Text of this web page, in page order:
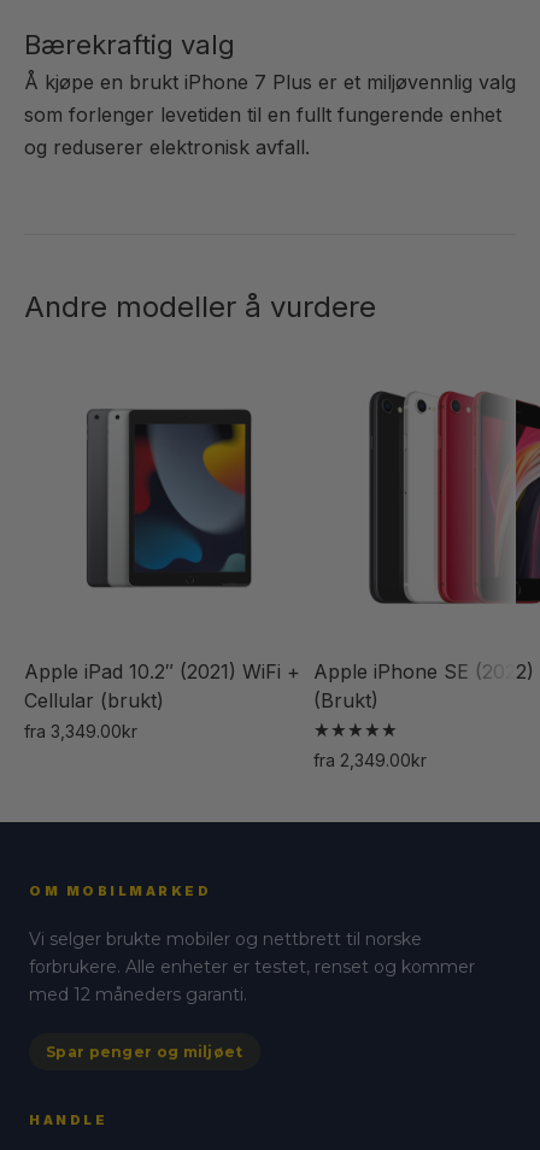
Bærekraftig valg
Å kjøpe en brukt iPhone 7 Plus er et miljøvennlig valg
som forlenger levetiden til en fullt fungerende enhet
og reduserer elektronisk avfall.
Andre modeller å vurdere
Apple iPad 10.2″ (2021) WiFi +
Cellular (brukt)
fra 3,349.00kr
har
varianter.
kan
velges
produktsiden
Apple iPhone SE (2022)
(Brukt)
Vurdert
5.00
fra 2,349.00kr
produktet
Alternativene
OM MOBILMARKED
Vi selger brukte mobiler og nettbrett til norske
forbrukere. Alle enheter er testet, renset og kommer
med 12 måneders garanti.
Spar penger og miljøet
HANDLE